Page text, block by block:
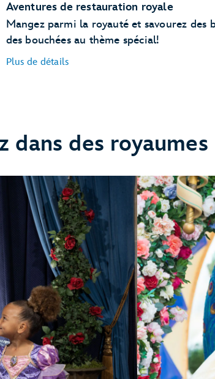
Aventures de restauration royale
Mangez parmi la royauté et savourez des
des bouchées au thème spécial!
Plus de détails
Cinderella’s Royal Table
Akershus Royal Banquet Hall
Story Book Dining au Artist Point avec
dans des